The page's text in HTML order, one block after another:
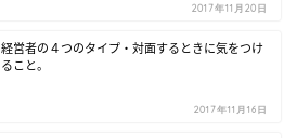
2017年11月20日
経営者の４つのタイプ・対面するときに気をつけ
ること。
2017年11月16日